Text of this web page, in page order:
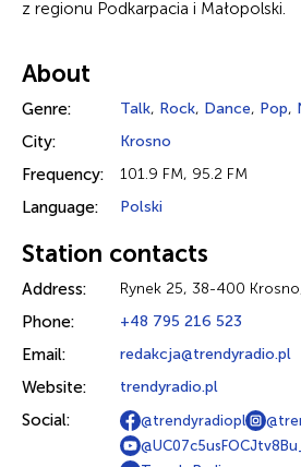
z regionu Podkarpacia i Małopolski.
About
Genre: Talk, Rock, Dance, Pop,
City: Krosno
Frequency: 101.9 FM, 95.2 FM
Language: Polski
Station contacts
Address: Rynek 25, 38-400
Phone: +48 795 216 523
Email: redakcja@trendyradio.pl
Website: trendyradio.pl
Social: @trendyradiopl